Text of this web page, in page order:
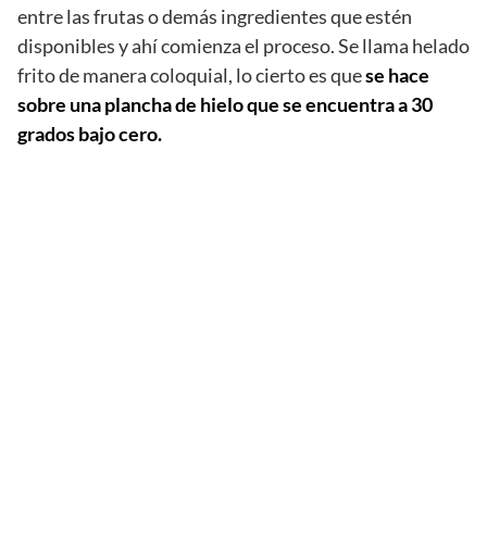
entre las frutas o demás ingredientes que estén
disponibles y ahí comienza el proceso. Se llama helado
frito de manera coloquial, lo cierto es quese hace
sobre una plancha de hielo que se encuentra a 30
grados bajo cero.